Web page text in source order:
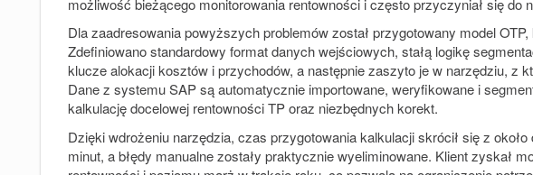
Dla zaadresowania powyższych problemów został przygotowany model
Zdefiniowano standardowy format danych wejściowych, stałą logikę
klucze alokacji kosztów i przychodów, a następnie zaszyto je w narzędziu, z
Dane z systemu SAP są automatycznie importowane, weryfikowane i
kalkulację docelowej rentowności TP oraz niezbędnych korekt.
Dzięki wdrożeniu narzędzia, czas przygotowania kalkulacji skrócił się z
minut, a błędy manualne zostały praktycznie wyeliminowane. Klient zyskał